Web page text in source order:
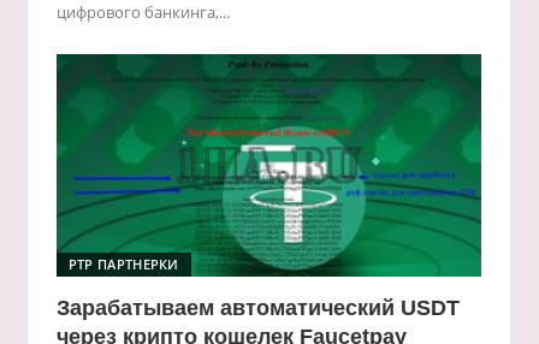
цифрового банкинга,...
PTP ПАРТНЕРКИ
Зарабатываем автоматический USDT
через крипто кошелек Faucetpay